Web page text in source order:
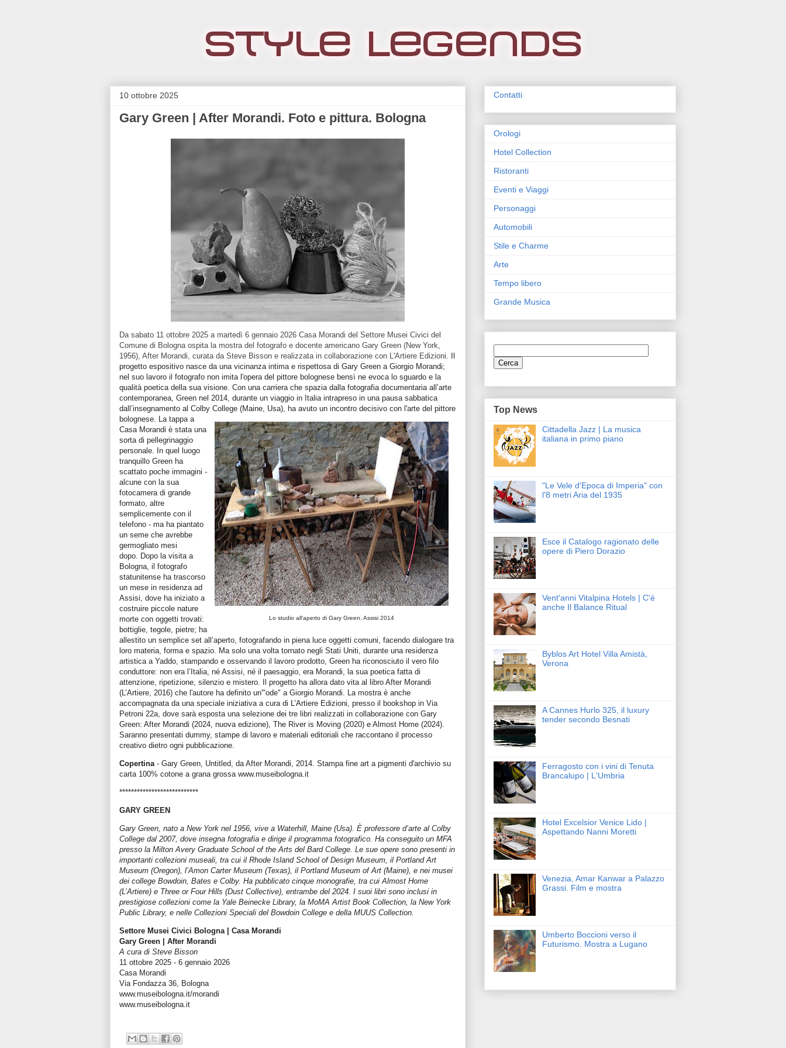
10 ottobre 2025
Gary Green | After Morandi. Foto e pittura. Bologna
Da sabato 11 ottobre 2025 a martedì 6 gennaio 2026 Casa Morandi del Settore Musei Civici del
Comune di Bologna ospita la mostra del fotografo e docente americano Gary Green (New York,
1956), After Morandi, curata da Steve Bisson e realizzata in collaborazione con L'Artiere Edizioni.
progetto espositivo nasce da una vicinanza intima e rispettosa di Gary Green a Giorgio Morandi;
nel suo lavoro il fotografo non imita l'opera del pittore bolognese bensì ne evoca lo sguardo e la
qualità poetica della sua visione. Con una carriera che spazia dalla fotografia documentaria all’arte
contemporanea, Green nel 2014, durante un viaggio in Italia intrapreso in una pausa sabbatica
dall’insegnamento al Colby College (Maine, Usa), ha avuto un incontro decisivo con l'arte del pittore
bolognese.
Lo studio all'aperto di Gary Green. Assisi 2014
La tappa a
Casa Morandi è stata una
sorta di pellegrinaggio
personale. In quel luogo
tranquillo Green ha
scattato poche immagini -
alcune con la sua
fotocamera di grande
formato, altre
semplicemente con il
telefono - ma ha piantato
un seme che avrebbe
germogliato mesi
dopo. Dopo la visita a
Bologna, il fotografo
statunitense ha trascorso
un mese in residenza ad
Assisi, dove ha iniziato a
costruire piccole nature
morte con oggetti trovati:
bottiglie, tegole, pietre; ha
allestito un semplice set all’aperto, fotografando in piena luce oggetti comuni, facendo dialogare tra
loro materia, forma e spazio. Ma solo una volta tornato negli Stati Uniti, durante una residenza
artistica a Yaddo, stampando e osservando il lavoro prodotto, Green ha riconosciuto il vero filo
conduttore: non era l’Italia, né Assisi, né il paesaggio, era Morandi, la sua poetica fatta di
attenzione, ripetizione, silenzio e mistero.
Il progetto ha allora dato vita al libro After Morandi
(L’Artiere, 2016) che l'autore ha definito un'"ode" a Giorgio Morandi. La mostra è anche
accompagnata da una speciale iniziativa a cura di L’Artiere Edizioni, presso il bookshop in Via
Petroni 22a, dove sarà esposta una selezione dei tre libri realizzati in collaborazione con Gary
Green: After Morandi (2024, nuova edizione), The River is Moving (2020) e Almost Home (2024).
Saranno presentati dummy, stampe di lavoro e materiali editoriali che raccontano il processo
creativo dietro ogni pubblicazione.
Copertina- Gary Green, Untitled, da After Morandi, 2014. Stampa fine art a pigmenti d'archivio su
carta 100% cotone a grana grossa www.museibologna.it
***************************
GARY GREEN
Gary Green, nato a New York nel 1956, vive a Waterhill, Maine (Usa). È professore d’arte al Colby
College dal 2007, dove insegna fotografia e dirige il programma fotografico. Ha conseguito un MFA
presso la Milton Avery Graduate School of the Arts del Bard College. Le sue opere sono presenti in
importanti collezioni museali, tra cui il Rhode Island School of Design Museum, il Portland Art
Museum (Oregon), l’Amon Carter Museum (Texas), il Portland Museum of Art (Maine), e nei musei
dei college Bowdoin, Bates e Colby. Ha pubblicato cinque monografie, tra cui Almost Home
(L’Artiere) e Three or Four Hills (Dust Collective), entrambe del 2024. I suoi libri sono inclusi in
prestigiose collezioni come la Yale Beinecke Library, la MoMA Artist Book Collection, la New York
Public Library, e nelle Collezioni Speciali del Bowdoin College e della MUUS Collection.
Settore Musei Civici Bologna | Casa Morandi
Gary Green | After Morandi
A cura di Steve Bisson
11 ottobre 2025 - 6 gennaio 2026
Casa Morandi
Via Fondazza 36, Bologna
www.museibologna.it/morandi
www.museibologna.it
Contatti
Orologi
Hotel Collection
Ristoranti
Eventi e Viaggi
Personaggi
Automobili
Stile e Charme
Arte
Tempo libero
Grande Musica
Top News
Cittadella Jazz | La musica
italiana in primo piano
"Le Vele d'Epoca di Imperia" con
l'8 metri Aria del 1935
Esce il Catalogo ragionato delle
opere di Piero Dorazio
Vent'anni Vitalpina Hotels | C'è
anche Il Balance Ritual
Byblos Art Hotel Villa Amistà,
Verona
A Cannes Hurlo 325, il luxury
tender secondo Besnati
Ferragosto con i vini di Tenuta
Brancalupo | L'Umbria
Hotel Excelsior Venice Lido |
Aspettando Nanni Moretti
Venezia, Amar Kanwar a Palazzo
Grassi. Film e mostra
Umberto Boccioni verso il
Futurismo. Mostra a Lugano